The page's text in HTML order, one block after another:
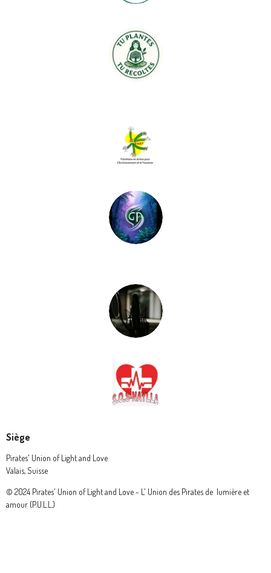
Siège
Pirates' Union of Light and Love
Valais, Suisse
© 2024 Pirates' Union of Light and Love - L' Union des Pirates de lumière et
amour (P.U.L.L.)